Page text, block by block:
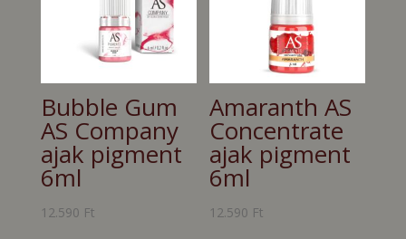
Bubble Gum
AS Company
ajak pigment
6ml
12.590 Ft
Amaranth AS
Concentrate
ajak pigment
6ml
12.590 Ft